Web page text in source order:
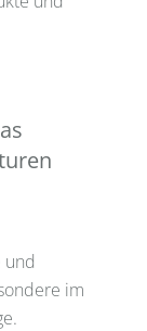
im